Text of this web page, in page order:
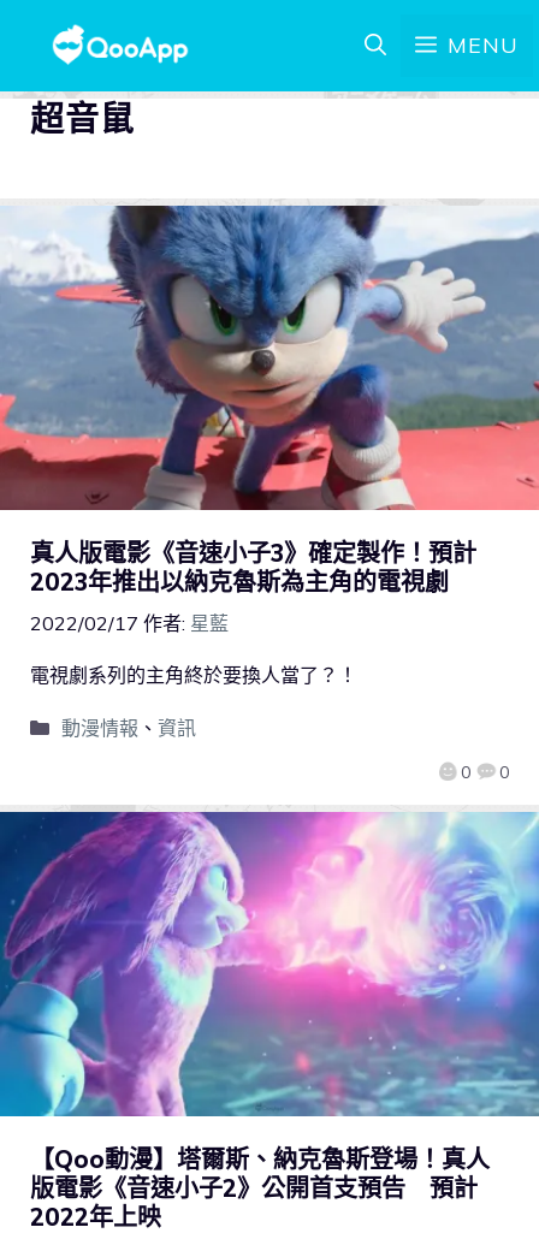
MENU
超音鼠
真人版電影《音速小子3》確定製作！預計
2023年推出以納克魯斯為主角的電視劇
2022/02/17 作者: 星藍
0 0
電視劇系列的主角終於要換人當了？！
動漫情報 、 資訊
【Qoo動漫】塔爾斯、納克魯斯登場！真人
版電影《音速小子2》公開首支預告 預計
2022年上映